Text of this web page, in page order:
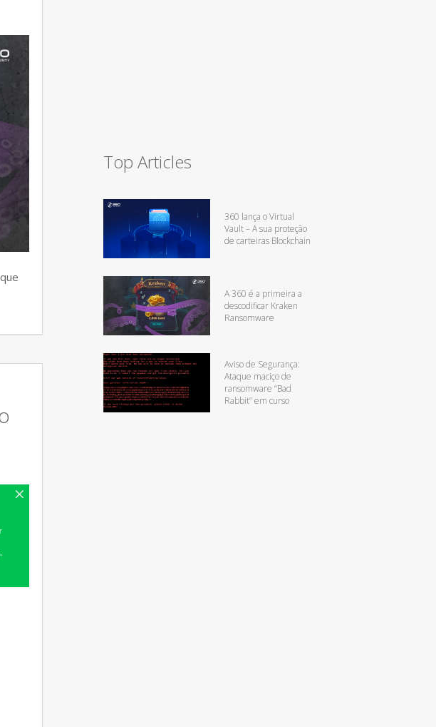
Top Articles
360 lança o Virtual
Vault – A sua proteção
de carteiras Blockchain
A 360 é a primeira a
descodificar Kraken
Ransomware
Aviso de Segurança:
Ataque maciço de
ransomware “Bad
Rabbit” em curso